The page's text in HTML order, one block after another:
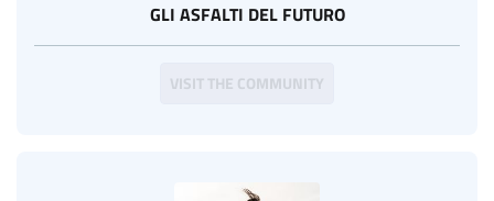
GLI ASFALTI DEL FUTURO
VISIT THE COMMUNITY